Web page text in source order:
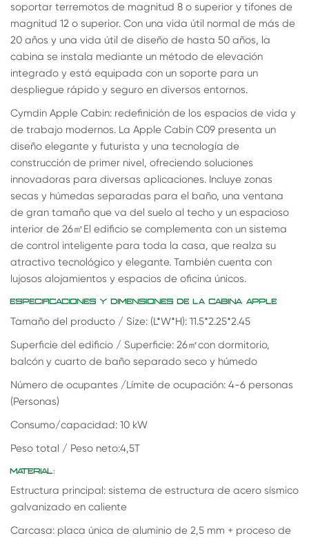
soportar terremotos de magnitud 8 o superior y tifones de
magnitud 12 o superior. Con una vida útil normal de más de
20 años y una vida útil de diseño de hasta 50 años, la
cabina se instala mediante un método de elevación
integrado y está equipada con un soporte para un
despliegue rápido y seguro en diversos entornos.
Cymdin Apple Cabin: redefinición de los espacios de vida y
de trabajo modernos. La Apple Cabin C09 presenta un
diseño elegante y futurista y una tecnología de
construcción de primer nivel, ofreciendo soluciones
innovadoras para diversas aplicaciones. Incluye zonas
secas y húmedas separadas para el baño, una ventana
de gran tamaño que va del suelo al techo y un espacioso
interior de 26㎡El edificio se complementa con un sistema
de control inteligente para toda la casa, que realza su
atractivo tecnológico y elegante. También cuenta con
lujosos alojamientos y espacios de oficina únicos.
ESPECIFICACIONES Y DIMENSIONES DE LA CABINA APPLE
Tamaño del producto / Size: (L*W*H): 11.5*2.25*2.45
Superficie del edificio / Superficie: 26㎡con dormitorio,
balcón y cuarto de baño separado seco y húmedo
Número de ocupantes /Límite de ocupación: 4-6 personas
(Personas)
Consumo/capacidad: 10 kW
Peso total / Peso neto:4,5T
MATERIAL:
Estructura principal: sistema de estructura de acero sísmico
galvanizado en caliente
Carcasa: placa única de aluminio de 2,5 mm + proceso de